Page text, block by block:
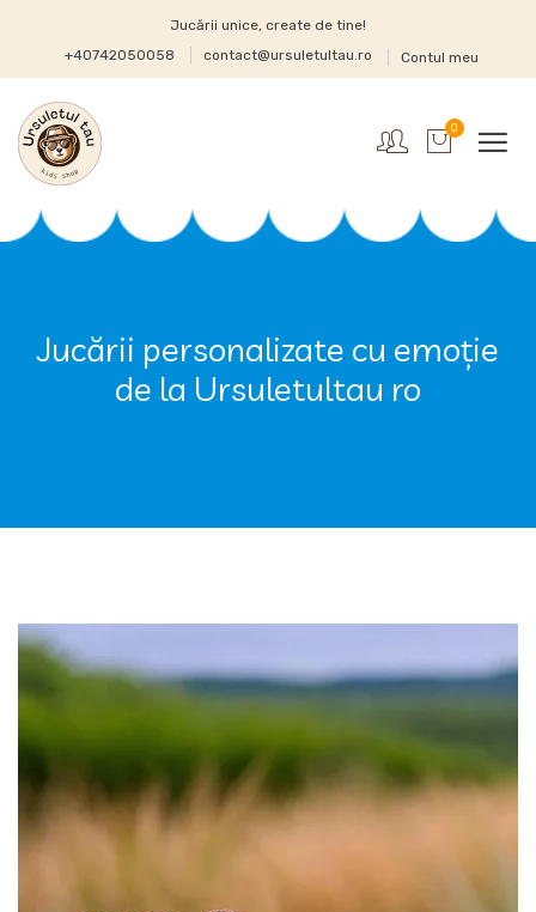
Jucării unice, create de tine!
+40742050058
contact@ursuletultau.ro Contul meu
0
Jucării personalizate cu emoție
de la Ursuletultau ro